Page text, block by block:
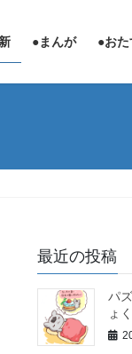
●まんが ●お
最近の投稿
パ
ょ